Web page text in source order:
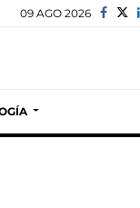
09 AGO 2026